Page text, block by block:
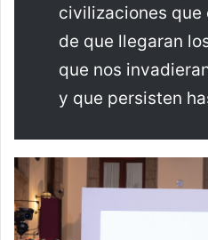
civilizaciones que
de que llegaran
que nos
y que persisten